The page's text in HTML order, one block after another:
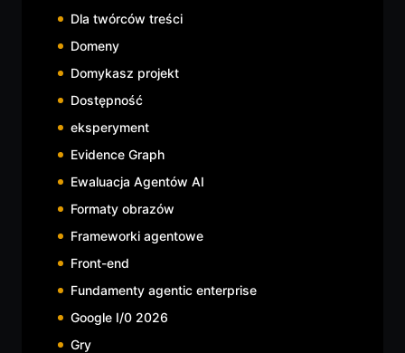
Dla twórców treści
Domeny
Domykasz projekt
Dostępność
eksperyment
Evidence Graph
Ewaluacja Agentów AI
Formaty obrazów
Frameworki agentowe
Front-end
Fundamenty agentic enterprise
Google I/0 2026
Gry